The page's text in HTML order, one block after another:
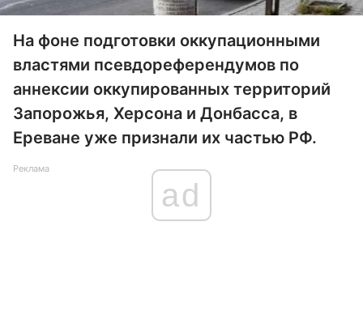
На фоне подготовки оккупационными
властями псевдореферендумов по
аннексии оккупированных территорий
Запорожья, Херсона и Донбасса, в
Ереване уже признали их частью РФ.
Реклама
ad